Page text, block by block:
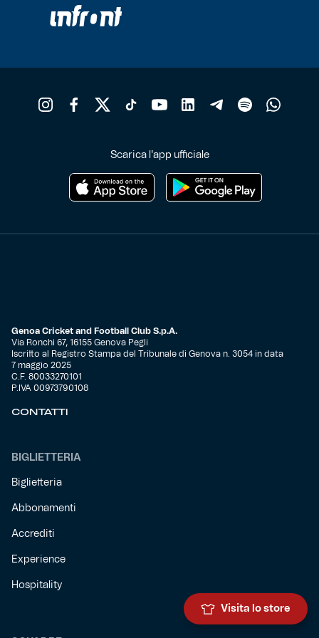
Scarica l'app ufficiale
Genoa Cricket and Football Club S.p.A.
Via Ronchi 67, 16155 Genova Pegli
Iscritto al Registro Stampa del Tribunale di Genova n. 3054 in data
7 maggio 2025
C.F. 80033270101
P.IVA 00973790108
CONTATTI
BIGLIETTERIA
Biglietteria
Abbonamenti
Accrediti
Experience
Hospitality
Visita lo store